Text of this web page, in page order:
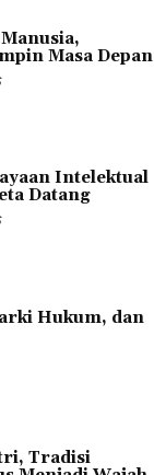
Masa Depan
Intelektual
Datang
Hukum, dan
Tradisi